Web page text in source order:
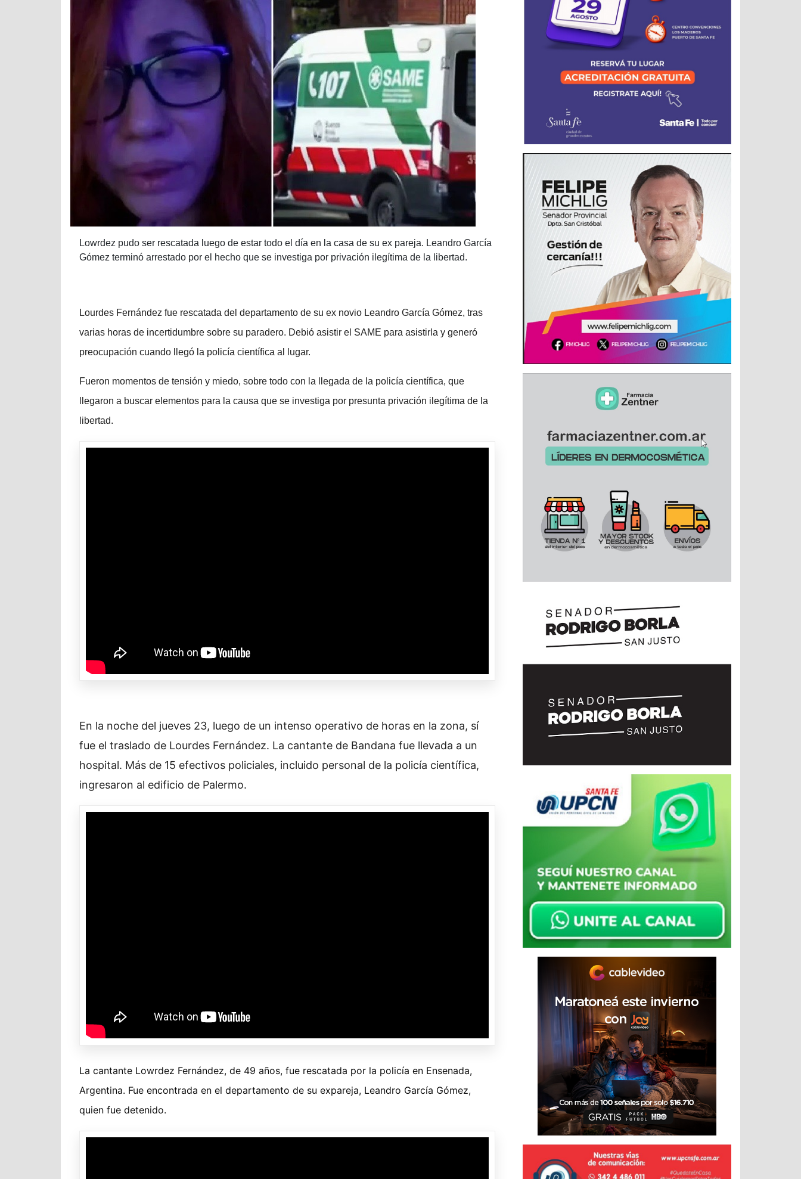
Lowrdez pudo ser rescatada luego de estar todo el día en la casa de su ex pareja. Leandro García
Gómez terminó arrestado por el hecho que se investiga por privación ilegítima de la libertad.
Lourdes Fernández fue rescatada del departamento de su ex novio Leandro García Gómez, tras
varias horas de incertidumbre sobre su paradero. Debió asistir el SAME para asistirla y generó
preocupación cuando llegó la policía científica al lugar.
Fueron momentos de tensión y miedo, sobre todo con la llegada de la policía científica, que
llegaron a buscar elementos para la causa que se investiga por presunta privación ilegítima de la
libertad.
En la noche del jueves 23, luego de un intenso operativo de horas en la zona, sí
fue el traslado de Lourdes Fernández. La cantante de Bandana fue llevada a un
hospital. Más de 15 efectivos policiales, incluido personal de la policía científica,
ingresaron al edificio de Palermo.
La cantante Lowrdez Fernández, de 49 años, fue rescatada por la policía en Ensenada,
Argentina. Fue encontrada en el departamento de su expareja, Leandro García Gómez,
quien fue detenido.